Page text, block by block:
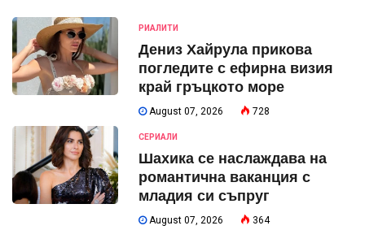
РИАЛИТИ
Дениз Хайрула прикова
погледите с ефирна визия
край гръцкото море
August 07, 2026 728
СЕРИАЛИ
Шахика се наслаждава на
романтична ваканция с
младия си съпруг
August 07, 2026 364